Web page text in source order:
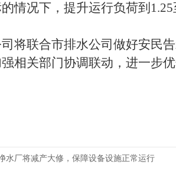
情况下，提升运行负荷到
将联合市排水公司做好安民
相关部门协调联动，进一步
水厂将减产大修，保障设备设施正常运行